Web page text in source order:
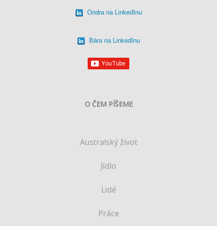
Ondra na LinkedInu
Bára na LinkedInu
O ČEM PÍŠEME
Australský život
Jídlo
Lidé
Práce